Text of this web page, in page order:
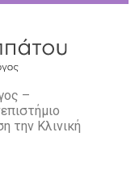
–
την Kλινική